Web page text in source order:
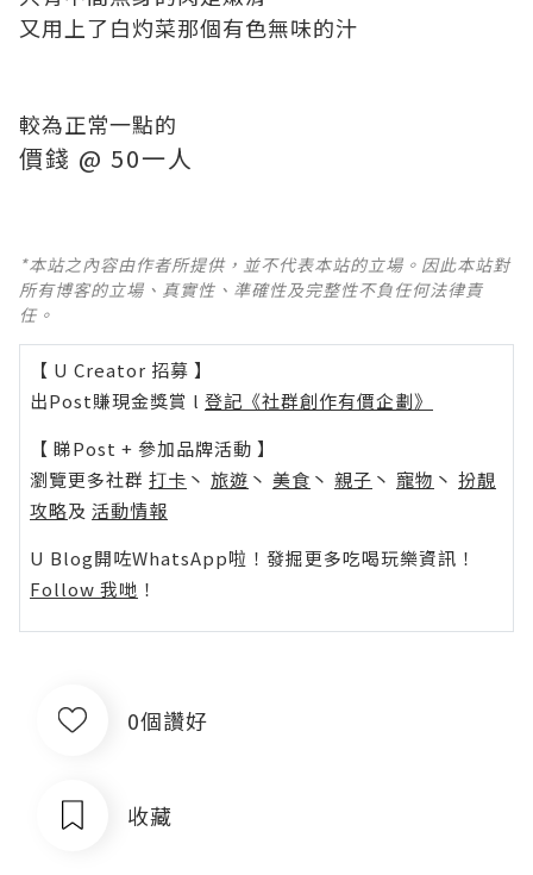
又用上了白灼菜那個有色無味的汁
較為正常一點的
價錢 @ 50一人
*本站之內容由作者所提供，並不代表本站的立場。因此本站對
所有博客的立場、真實性、準確性及完整性不負任何法律責
任。
【 U Creator 招募 】
出Post賺現金獎賞 l 登記《社群創作有價企劃》
【 睇Post + 參加品牌活動 】
瀏覽更多社群 打卡 丶 旅遊 丶 美食 丶 親子 丶 寵物 丶 扮靚
攻略及 活動情報
U Blog開咗WhatsApp啦！發掘更多吃喝玩樂資訊！
Follow 我哋 ！
0個讚好
收藏